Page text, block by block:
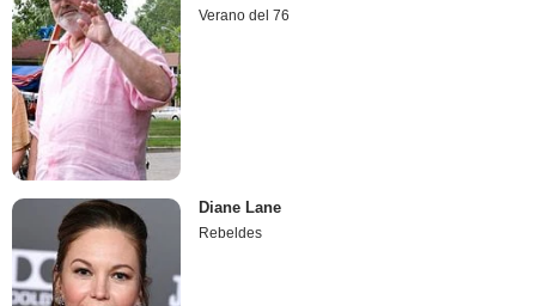
Verano del 76
Diane Lane
Rebeldes